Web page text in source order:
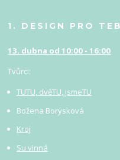
1. DESIGN PRO
13. dubna od 10:00 - 16:00
Tvůrci:
TUTU, dvěTU, jsmeTU
Božena Borýsková
Kroj
Su vinná